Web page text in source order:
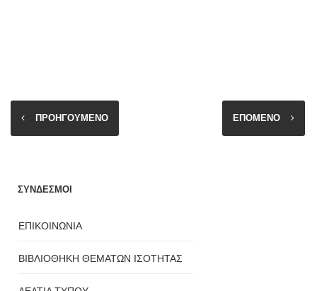
ΠΡΟΗΓΟΥΜΕΝΟ ΕΠΟΜΕΝΟ
ΣΥΝΔΕΣΜΟΙ
ΕΠΙΚΟΙΝΩΝΙΑ
ΒΙΒΛΙΟΘΗΚΗ ΘΕΜΑΤΩΝ ΙΣΟΤΗΤΑΣ